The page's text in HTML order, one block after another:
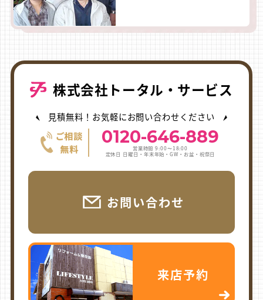
株式会社トータル・サービス
見積無料！お気軽にお問い合わせください
0120-646-889
営業時間 9:00〜18:00
定休日 日曜日・年末年始・GW・お盆・祝祭日
お問い合わせ
来店予約